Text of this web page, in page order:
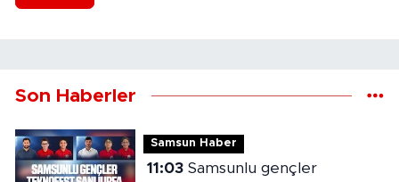
Son Haberler
Samsun Haber
11:03Samsunlu gençler